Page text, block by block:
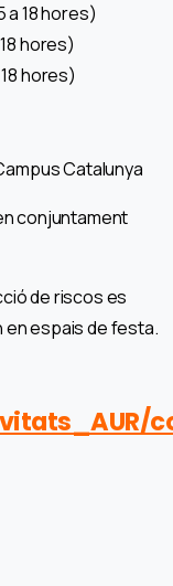
18 hores)
hores)
hores)
Catalunya
conjuntament
de riscos es
espais de festa.